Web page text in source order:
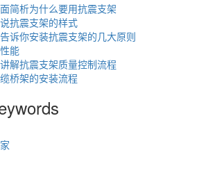
简析为什么要用抗震支架
抗震支架的样式
诉你安装抗震支架的几大原则
能
解抗震支架质量控制流程
桥架的安装流程